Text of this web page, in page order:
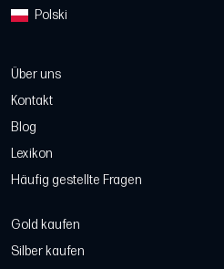
Polski
Über uns
Kontakt
Blog
Lexikon
Häufig gestellte Fragen
Gold kaufen
Silber kaufen